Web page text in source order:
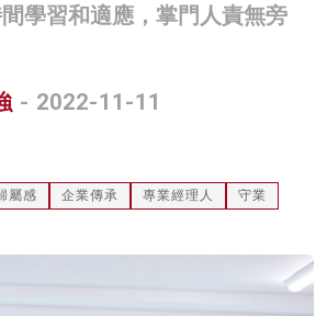
學習和適應，掌門人責無旁
- 2022-11-11
屬感 企業傳承 專業經理人
守業